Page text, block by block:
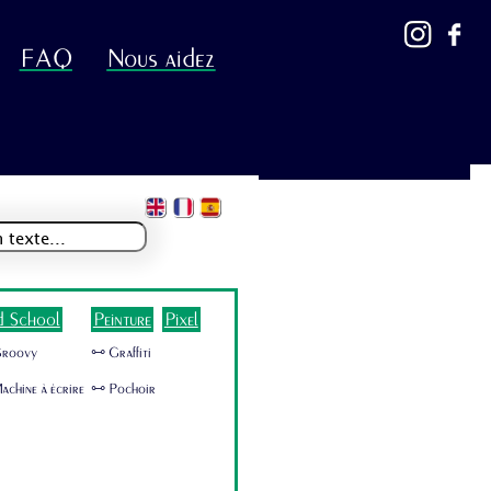
FAQ Nous aidez
School
à écrire
Peinture
🜺 Graffiti
🜺 Pochoir
Pixel